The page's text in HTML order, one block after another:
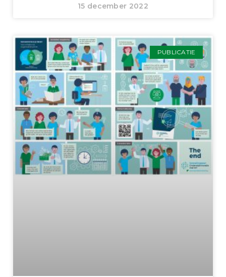
15 december 2022
PUBLICATIE